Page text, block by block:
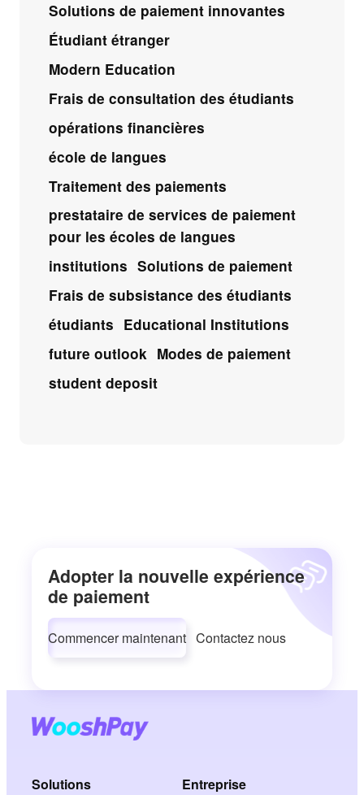
Solutions de paiement innovantes
Étudiant étranger
Modern Education
Frais de consultation des étudiants
opérations financières
école de langues
Traitement des paiements
prestataire de services de paiement
pour les écoles de langues
institutions Solutions de paiement
Frais de subsistance des étudiants
étudiants Educational Institutions
future outlook Modes de paiement
student deposit
Adopter la nouvelle expérience
de paiement
Commencer maintenant Contactez nous
Solutions Entreprise